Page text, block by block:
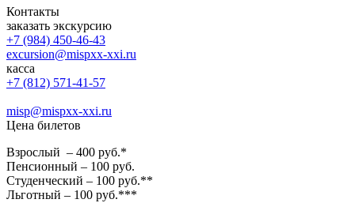
Контакты
заказать экскурсию
+7 (984) 450-46-43
excursion@mispxx-xxi.ru
касса
+7 (812) 571-41-57
misp@mispxx-xxi.ru
Цена билетов
Взрослый – 400 руб.*
Пенсионный – 100 руб.
Студенческий – 100 руб.**
Льготный – 100 руб.***